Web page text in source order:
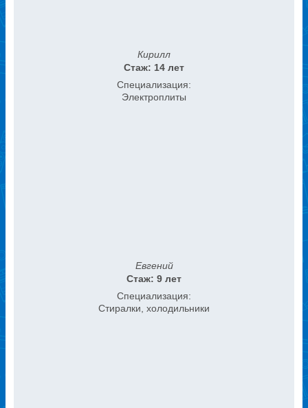
Кирилл
Стаж: 14 лет
Специализация:
Электроплиты
Евгений
Стаж: 9 лет
Специализация:
Стиралки, холодильники